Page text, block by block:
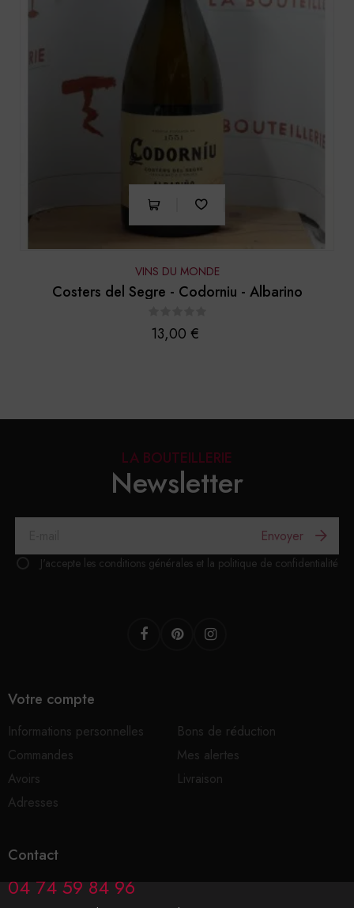
VINS DU MONDE
Costers del Segre - Codorniu - Albarino
Prix
13,00 €
Votre compte
Informations personnelles
Bons de réduction
Commandes
Mes alertes
Avoirs
Livraison
Adresses
LA BOUTEILLERIE
Newsletter
Envoyer
J'accepte les conditions générales et la politique de confidentialité
FacebookPinterest
Contact
04 74 59 84 96